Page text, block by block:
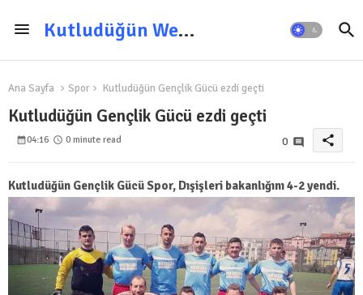
Kutludüğün Web Sitesi
Ana Sayfa Spor Kutludüğün Gençlik Gücü ezdi geçti
Kutludüğün Gençlik Gücü ezdi geçti
04:16 0 minute read 0 share
Kutludüğün Gençlik Gücü Spor, Dışişleri bakanlığını 4-2 yendi.